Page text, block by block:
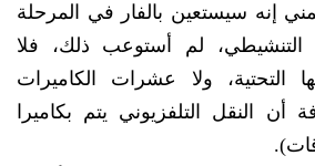
إنه سيستعين بالفار في المرحلة
التنشيطي، لم أستوعب ذلك، فلا
التحتية، ولا عشرات الكاميرات
النقل التلفزيوني يتم بكاميرا